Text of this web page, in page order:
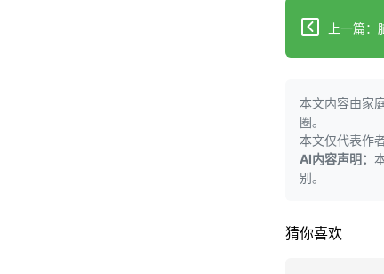
上一篇：
本文内容由家
圈。
本文仅代表作
AI内容声明：
别。
猜你喜欢